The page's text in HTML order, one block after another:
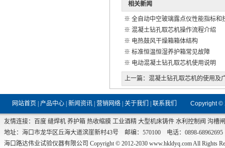
相关新闻
※ 全自动中空玻璃露点仪性能指标和
※ 混凝土钻孔取芯机操作流程介绍
※ 电热鼓风干燥箱箱体结构
※ 标准恒温恒湿养护箱常见故障
※ 电动混凝土钻孔取芯机使用说明
上一篇： 混凝土钻孔取芯机的使用及
网站首页 产品中心 新闻资讯 营销网络 关于我们 联系我们 Copyright
友情连接： 百度 缝焊机 养护箱 热收缩膜 工业酒精 大型机床铸件 水利控制阀 沟槽
地址：海口市龙华区丘海大道滨崖新村43号 邮编：570100 电话：0898-
海口路达伟业试验仪器有限公司 Copyright © 2012-2030 www.hkldyq.comAll Rights